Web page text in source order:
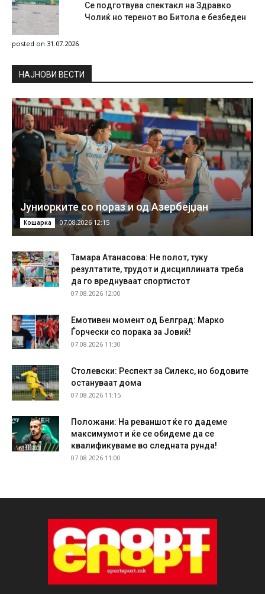
Се подготвува спектакл на Здравко
Чолиќ но теренот во Битола е безбеден
posted on 31.07.2026
НAЈНОВИ ВЕСТИ
Јуниорките со пораз и од Азербејџан
Кошарка 07.08.2026 12:15
Тамара Атанасова: Не полот, туку
резултатите, трудот и дисциплината треба
да го вреднуваат спортистот
07.08.2026 12:00
Емотивен момент од Белград: Марко
Ѓорчески со порака за Јовиќ!
07.08.2026 11:30
Столевски: Респект за Силекс, но бодовите
остануваат дома
07.08.2026 11:15
Положани: На реваншот ќе го дадеме
максимумот и ќе се обидеме да се
квалификуваме во следната рунда!
07.08.2026 11:00